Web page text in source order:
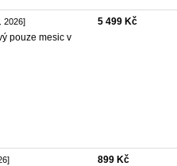
2026]
pouze mesic v
5 499 Kč
899 Kč